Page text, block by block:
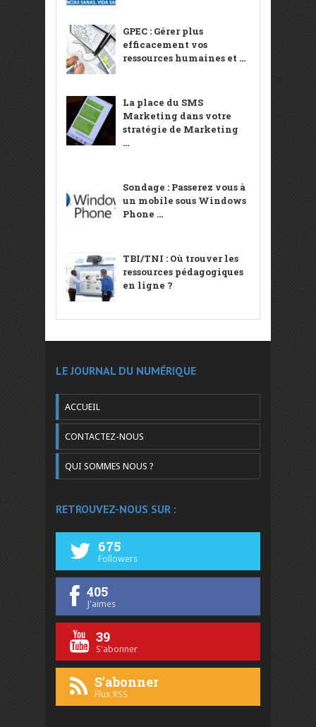
GPEC : Gérer plus
efficacement vos
ressources humaines et ...
La place du SMS
Marketing dans votre
stratégie de Marketing
...
Sondage : Passerez vous à
un mobile sous Windows
Phone ...
TBI/TNI : Où trouver les
ressources pédagogiques
en ligne ?
LE JOURNAL DU NUMÉRIQUE
ACCUEIL
CONTACTEZ-NOUS
QUI SOMMES NOUS ?
RETROUVEZ-NOUS SUR :
675
Followers
405
J'aimes
39
S'abonner
S'abonner
Flux RSS